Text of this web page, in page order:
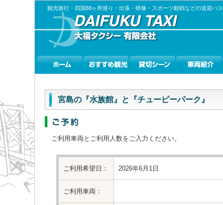
観光旅行・四国88ヶ所巡り・出張・研修・スポーツ観戦などの送迎バ
宮島の『水族館』と『チューピーパーク』
ご利用車両とご利用人数をご入力ください。
ご利用希望日： 2026年6月1日
ご利用車両：